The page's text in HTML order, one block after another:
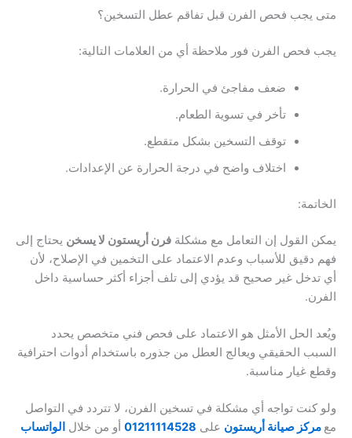
متى يجب فحص الفرن قبل تفاقم عطل التسخين؟
يجب فحص الفرن فور ملاحظة أي من العلامات التالية:
ضعف مفاجئ في الحرارة.
تأخر في تسوية الطعام.
توقف التسخين بشكل متقطع.
اختلاف واضح في درجة الحرارة عن الإعدادات.
الخاتمة:
يمكن القول إن التعامل مع مشكلة فرن أريستون لا يسخن يحتاج إلى
فهم دقيق للأسباب وعدم الاعتماد على التخمين في الإصلاح، لأن
أي تدخل غير صحيح قد يؤدي إلى تلف أجزاء أكثر حساسية داخل
الفرن.
ويُعد الحل الأمثل هو الاعتماد على فحص فني متخصص يحدد
السبب الحقيقي ويعالج العطل من جذوره باستخدام أدوات احترافية
وقطع غيار مناسبة.
ولو كنت تواجه أي مشكلة في تسخين الفرن، لا تتردد في التواصل
مع مركز صيانة أريستون على 01211114528 أو من خلال الواتساب